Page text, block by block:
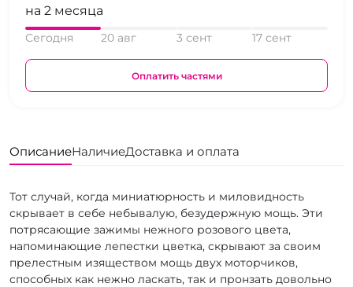
на 2 месяца
Сегодня 20 авг 3 сент 17 сент
Оплатить частями
ОписаниеНаличиеДоставка и оплата
Тот случай, когда миниатюрность и миловидность
скрывает в себе небывалую, безудержную мощь. Эти
потрясающие зажимы нежного розового цвета,
напоминающие лепестки цветка, скрывают за своим
прелестным изяществом мощь двух моторчиков,
способных как нежно ласкать, так и пронзать довольно